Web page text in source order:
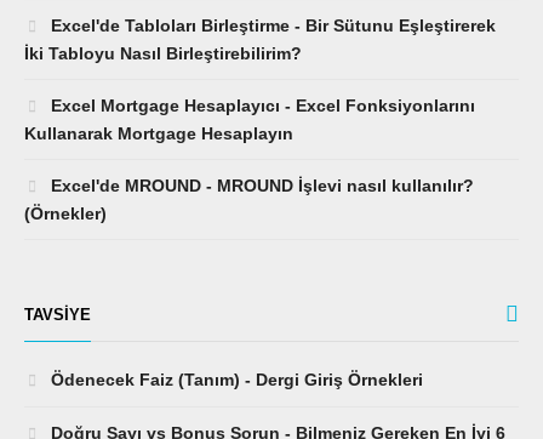
Excel'de Tabloları Birleştirme - Bir Sütunu Eşleştirerek
İki Tabloyu Nasıl Birleştirebilirim?
Excel Mortgage Hesaplayıcı - Excel Fonksiyonlarını
Kullanarak Mortgage Hesaplayın
Excel'de MROUND - MROUND İşlevi nasıl kullanılır?
(Örnekler)
TAVSIYE
Ödenecek Faiz (Tanım) - Dergi Giriş Örnekleri
Doğru Sayı vs Bonus Sorun - Bilmeniz Gereken En İyi 6